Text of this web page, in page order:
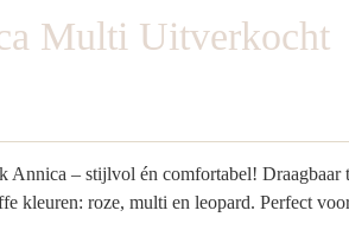
Multi Uitverkocht
Annica – stijlvol én comfortabel! Draagbaar
kleuren: roze, multi en leopard. Perfect